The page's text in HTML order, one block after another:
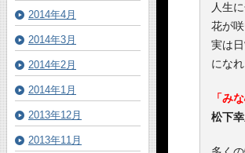
人生
花が
実は
にな
「み
松下
2014年4月
2014年3月
2014年2月
2014年1月
2013年12月
2013年11月